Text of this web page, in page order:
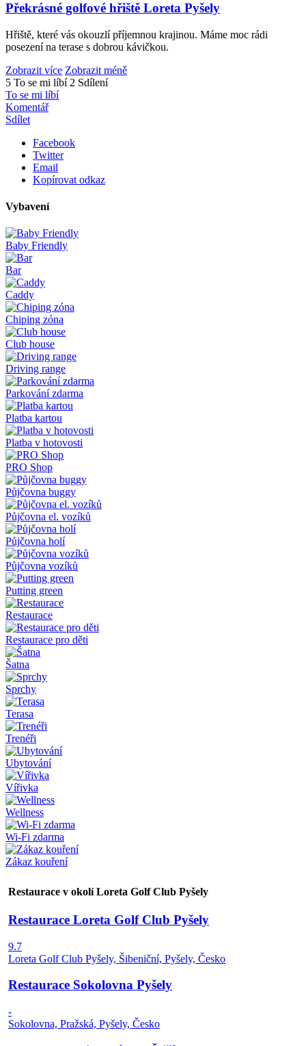
Překrásné golfové hřiště Loreta Pyšely
Hřiště, které vás okouzlí příjemnou krajinou. Máme moc rádi
posezení na terase s dobrou kávičkou.
Zobrazit více Zobrazit méně
5 To se mi líbí 2 Sdílení
To se mi líbí
Komentář
Sdílet
Facebook
Twitter
Email
Kopírovat odkaz
Vybavení
Baby Friendly
Bar
Caddy
Chiping zóna
Club house
Driving range
Parkování zdarma
Platba kartou
Platba v hotovosti
PRO Shop
Půjčovna buggy
Půjčovna el. vozíků
Půjčovna holí
Půjčovna vozíků
Putting green
Restaurace
Restaurace pro děti
Šatna
Sprchy
Terasa
Trenéři
Ubytování
Vířivka
Wellness
Wi-Fi zdarma
Zákaz kouření
Restaurace v okolí Loreta Golf Club Pyšely
Restaurace Loreta Golf Club Pyšely
9.7
Loreta Golf Club Pyšely, Šibeniční, Pyšely, Česko
Restaurace Sokolovna Pyšely
-
Sokolovna, Pražská, Pyšely, Česko